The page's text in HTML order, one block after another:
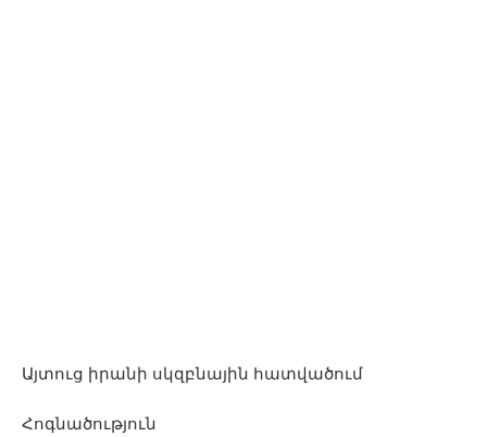
Այտուց իրանի սկզբնային հատվածում
Հոգնածություն